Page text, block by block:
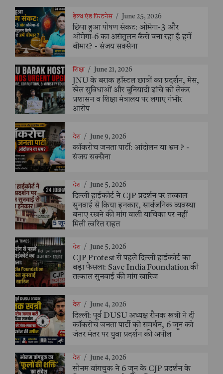
हेल्थ एंड फिटनेस / June 25, 2026
छिपा हुआ पोषण संकट: ओमेगा-3 और
ओमेगा-6 का असंतुलन कैसे बना रहा है हमें
बीमार? - संजय सक्सैना
शिक्षा / June 21, 2026
JNU के बराक हॉस्टल छात्रों का प्रदर्शन, मेस,
खेल सुविधाओं और बुनियादी ढांचे को लेकर
प्रशासन व शिक्षा मंत्रालय पर लगाए गंभीर
आरोप
देश / June 9, 2026
कॉकरोच जनता पार्टी: आंदोलन या भ्रम ? -
संजय सक्सैना
देश / June 5, 2026
दिल्ली हाईकोर्ट ने CJP प्रदर्शन पर तत्काल
सुनवाई से किया इनकार, सार्वजनिक व्यवस्था
बनाए रखने की मांग वाली याचिका पर नहीं
मिली त्वरित राहत
देश / June 5, 2026
CJP Protest से पहले दिल्ली हाईकोर्ट का
बड़ा फैसला: Save India Foundation की
तत्काल सुनवाई की मांग खारिज
देश / June 4, 2026
दिल्ली: पूर्व DUSU अध्यक्ष रौनक खत्री ने दी
कॉकरोच जनता पार्टी को समर्थन, 6 जून को
जंतर मंतर पर युवा प्रदर्शन की अपील
देश / June 4, 2026
सोनम वांगचुक ने 6 जून के CJP प्रदर्शन के